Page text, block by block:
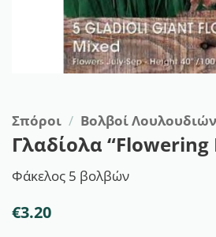
Σπόροι / Βολβοί Λουλουδιών
Γλαδίολα
Φάκελος 5 βολβών
€3.20